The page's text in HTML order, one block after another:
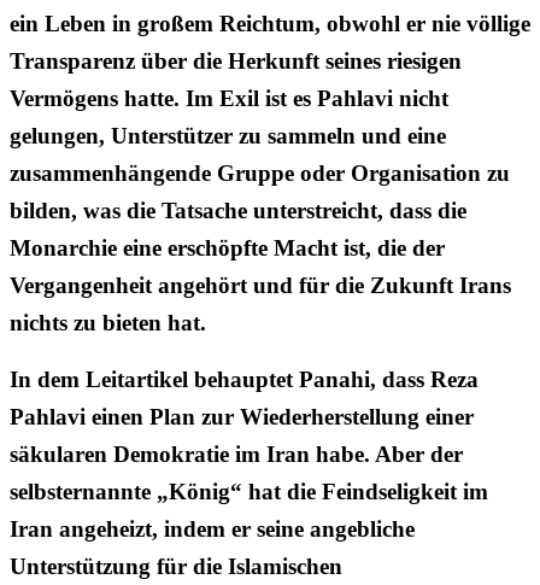
ein Leben in großem Reichtum, obwohl er nie völlige
Transparenz über die Herkunft seines riesigen
Vermögens hatte. Im Exil ist es Pahlavi nicht
gelungen, Unterstützer zu sammeln und eine
zusammenhängende Gruppe oder Organisation zu
bilden, was die Tatsache unterstreicht, dass die
Monarchie eine erschöpfte Macht ist, die der
Vergangenheit angehört und für die Zukunft Irans
nichts zu bieten hat.
In dem Leitartikel behauptet Panahi, dass Reza
Pahlavi einen Plan zur Wiederherstellung einer
säkularen Demokratie im Iran habe. Aber der
selbsternannte „König“ hat die Feindseligkeit im
Iran angeheizt, indem er seine angebliche
Unterstützung für die Islamischen